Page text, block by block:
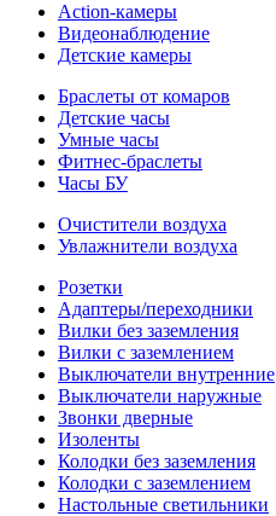
Action-камеры
Видеонаблюдение
Детские камеры
Браслеты от комаров
Детские часы
Умные часы
Фитнес-браслеты
Часы БУ
Очистители воздуха
Увлажнители воздуха
Розетки
Адаптеры/переходники
Вилки без заземления
Вилки с заземлением
Выключатели внутренние
Выключатели наружные
Звонки дверные
Изоленты
Колодки без заземления
Колодки с заземлением
Настольные светильники